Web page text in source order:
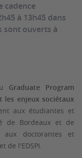
cadence
à 13h45 dans
sont ouverts à
Graduate Program
les enjeux sociétaux
aux étudiantes et
de Bordeaux et de
aux doctorantes et
de l'EDSPI.